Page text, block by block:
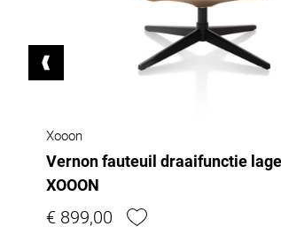
Xooon
Vernon fauteuil draaifunctie
XOOON
€ 899,00